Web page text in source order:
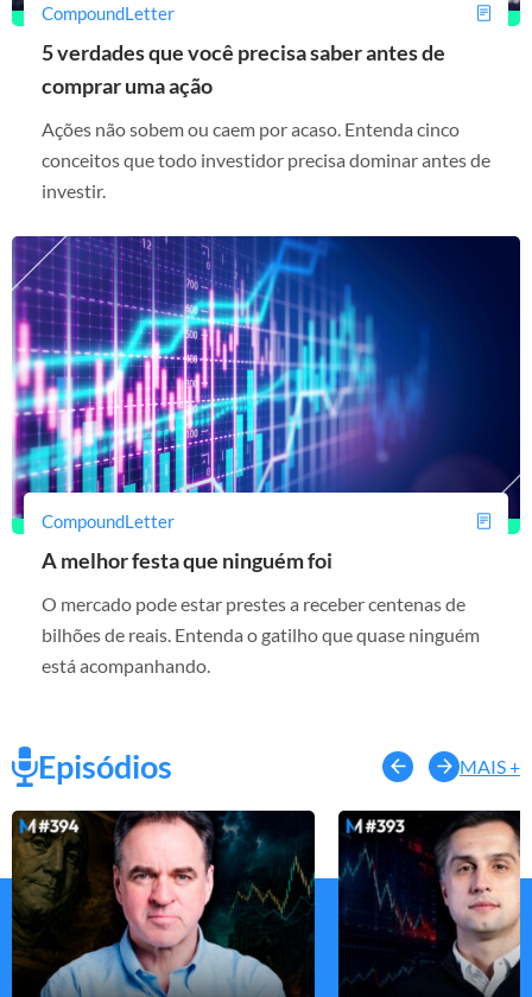
CompoundLetter
5 verdades que você precisa saber antes de
comprar uma ação
Ações não sobem ou caem por acaso. Entenda cinco
conceitos que todo investidor precisa dominar antes de
investir.
CompoundLetter
A melhor festa que ninguém foi
O mercado pode estar prestes a receber centenas de
bilhões de reais. Entenda o gatilho que quase ninguém
está acompanhando.
Episódios MAIS +